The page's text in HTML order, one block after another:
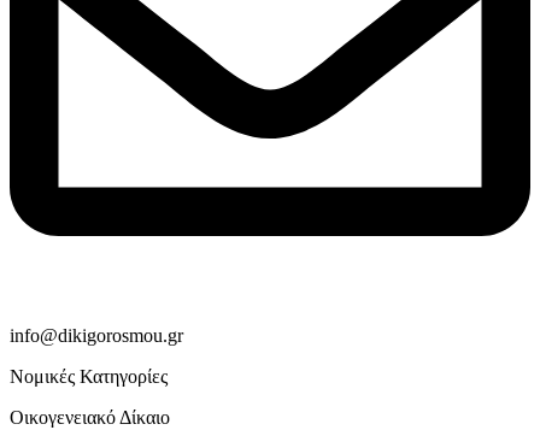
info@dikigorosmou.gr
Νομικές Κατηγορίες
Οικογενειακό Δίκαιο